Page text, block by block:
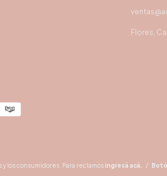
Flores,
y los consumidores. Para reclamos ingresá acá. /